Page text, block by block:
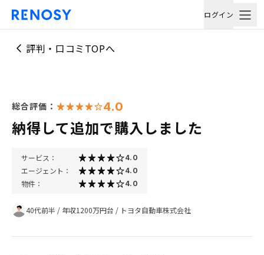
ログイン
評判・口コミTOPへ
総合評価： 4.0
納得して追加で購入しました
サービス： 4.0
エージェント： 4.0
物件： 4.0
40代前半 / 年収1200万円台 / トヨタ自動車株式会社